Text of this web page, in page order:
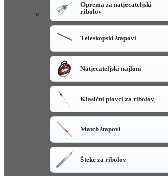
Oprema za natjecateljski
ribolov
Teleskopski štapovi
Natjecateljski najloni
Klasični plovci za ribolov
Match štapovi
Šteke za ribolov